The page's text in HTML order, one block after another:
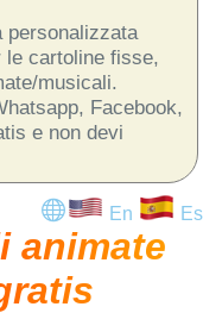
personalizzata
le cartoline fisse,
musicali.
Facebook,
e non devi
En Es
animate